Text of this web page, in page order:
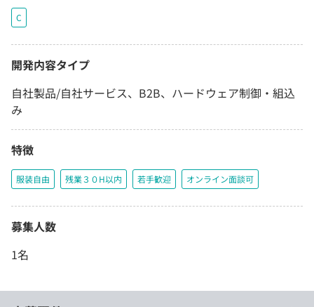
C
開発内容タイプ
自社製品/自社サービス、B2B、ハードウェア制御・組込
み
特徴
服装自由 残業３０H以内 若手歓迎 オンライン面談可
募集人数
1名